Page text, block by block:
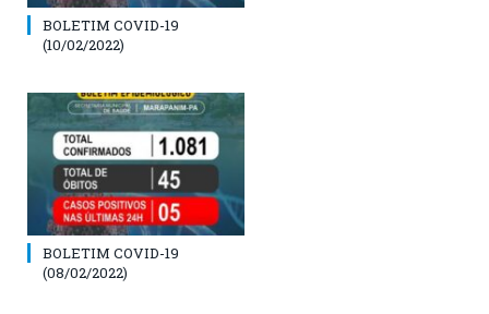
BOLETIM COVID-19
(10/02/2022)
BOLETIM COVID-19
(08/02/2022)